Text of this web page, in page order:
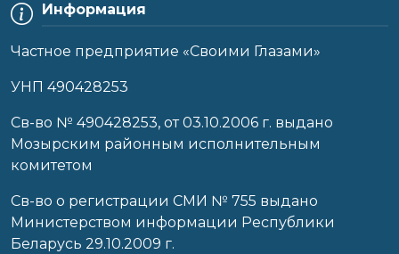
Информация
Частное предприятие «Своими Глазами»
УНП 490428253
Cв-во № 490428253, от 03.10.2006 г. выдано
Мозырским районным исполнительным
комитетом
Св-во о регистрации СМИ № 755 выдано
Министерством информации Республики
Беларусь 29.10.2009 г.